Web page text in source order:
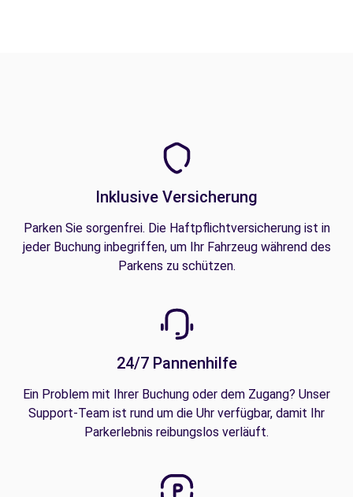
Inklusive Versicherung
Parken Sie sorgenfrei. Die Haftpflichtversicherung ist in
jeder Buchung inbegriffen, um Ihr Fahrzeug während des
Parkens zu schützen.
24/7 Pannenhilfe
Ein Problem mit Ihrer Buchung oder dem Zugang? Unser
Support-Team ist rund um die Uhr verfügbar, damit Ihr
Parkerlebnis reibungslos verläuft.